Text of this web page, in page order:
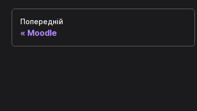
Попередній
Moodle